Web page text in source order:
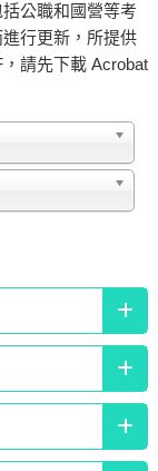
公職和國營等考
行更新，所提供
請先下載 Acrobat